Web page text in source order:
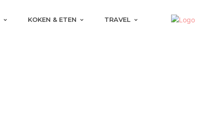
KOKEN & ETEN TRAVEL